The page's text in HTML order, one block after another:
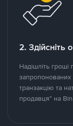
2. Здійсніть
Надішліть
запропонованих
транзакцію та
продавця" на